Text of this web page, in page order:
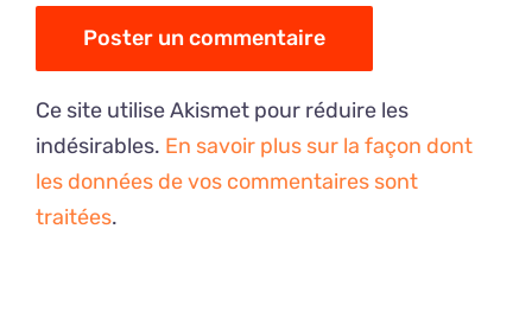
Ce site utilise Akismet pour réduire les
indésirables. En savoir plus sur la façon dont
les données de vos commentaires sont
traitées.